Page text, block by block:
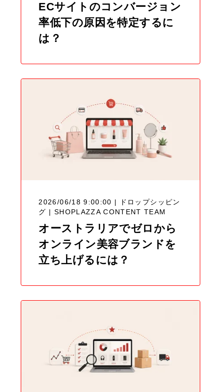
ECサイトのコンバージョン
率低下の原因を特定するに
は？
2026/06/18 9:00:00 | ドロップシッピン
グ | SHOPLAZZA CONTENT TEAM
オーストラリアでゼロから
オンライン美容ブランドを
立ち上げるには？